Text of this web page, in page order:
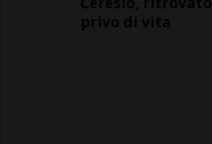
privo di vita